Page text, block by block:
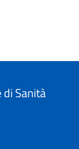
Sanità